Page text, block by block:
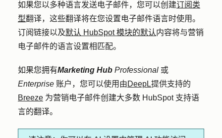
如果您以多种语言发送电子邮件，您可以创建订阅类
型翻译，这些翻译将在您设置电子邮件语言时使用。
订阅链接以及默认 HubSpot 模块的默认内容将与营销
电子邮件的语言设置相匹配。
如果您拥有Marketing Hub Professional 或
Enterprise 账户，您可以使用由DeepL提供支持的
Breeze 为营销电子邮件创建大多数 HubSpot 支持语
言的翻译。